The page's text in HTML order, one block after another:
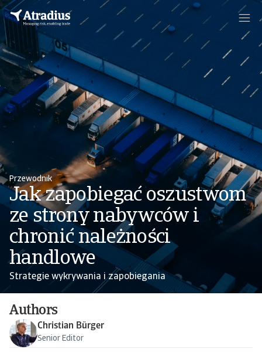
Przewodnik
Jak zapobiegać oszustwom
ze strony nabywców i
chronić należności
handlowe
Strategie wykrywania i zapobiegania
Authors
Christian Bürger
Senior Editor